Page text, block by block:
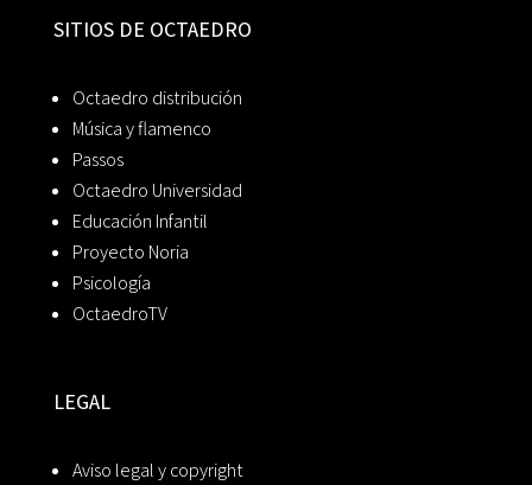
SITIOS DE OCTAEDRO
Octaedro distribución
Música y flamenco
Passos
Octaedro Universidad
Educación Infantil
Proyecto Noria
Psicología
OctaedroTV
LEGAL
Aviso legal y copyright